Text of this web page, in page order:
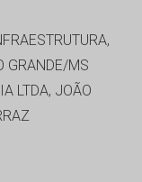
GRANDE/MS
LTDA, JOÃO